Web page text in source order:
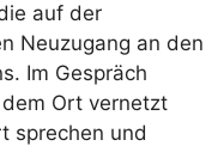
auf der
Neuzugang an den
Im Gespräch
Ort vernetzt
sprechen und